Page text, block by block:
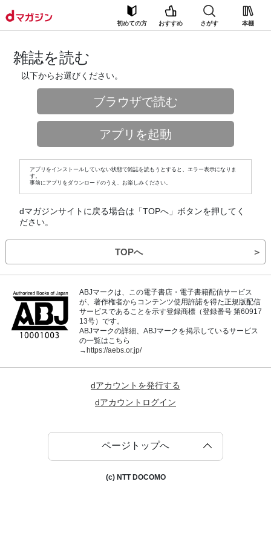
初めての方 おすすめ さがす 本棚
雑誌を読む
以下からお選びください。
ブラウザで読む
アプリを起動
アプリをインストールしていない状態で雑誌を読もうとすると、エラー表示になりま
す。
事前にアプリをダウンロードのうえ、お楽しみください。
dマガジンサイトに戻る場合は「TOPへ」ボタンを押してく
ださい。
TOPへ ＞
ABJマークは、この電子書店・電子書籍配信サービス
が、著作権者からコンテンツ使用許諾を得た正規版配信
サービスであることを示す登録商標（登録番号 第60917
13号）です。
ABJマークの詳細、ABJマークを掲示しているサービス
の一覧はこちら
→https://aebs.or.jp/
dアカウントを発行する
dアカウントログイン
ページトップへ
(c) NTT DOCOMO